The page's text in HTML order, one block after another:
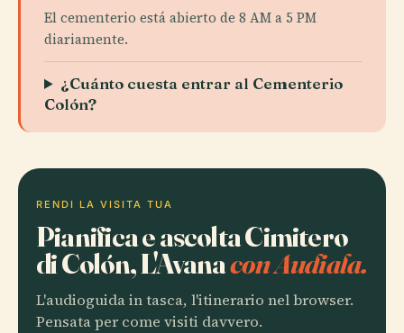
El cementerio está abierto de 8 AM a 5 PM
diariamente.
¿Cuánto cuesta entrar al Cementerio
Colón?
RENDI LA VISITA TUA
Pianifica e ascolta Cimitero
di Colón, L'Avanacon Audiala.
L'audioguida in tasca, l'itinerario nel browser.
Pensata per come visiti davvero.